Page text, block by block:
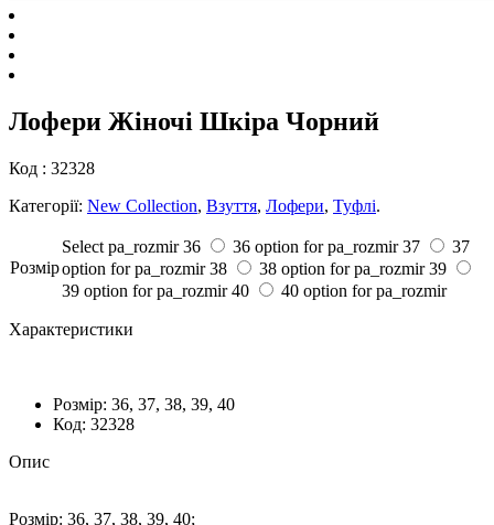
Лофери Жіночі Шкіра Чорний
Код : 32328
Категорії: New Collection, Взуття, Лофери, Туфлі.
Розмiр
Select pa_rozmir 36 36 option for pa_rozmir 37
37
option for pa_rozmir 38 38 option for pa_rozmir 39
39 option for pa_rozmir 40 40 option for pa_rozmir
Характеристики
Розмiр: 36, 37, 38, 39, 40
Код: 32328
Опис
Розмiр: 36, 37, 38, 39, 40;